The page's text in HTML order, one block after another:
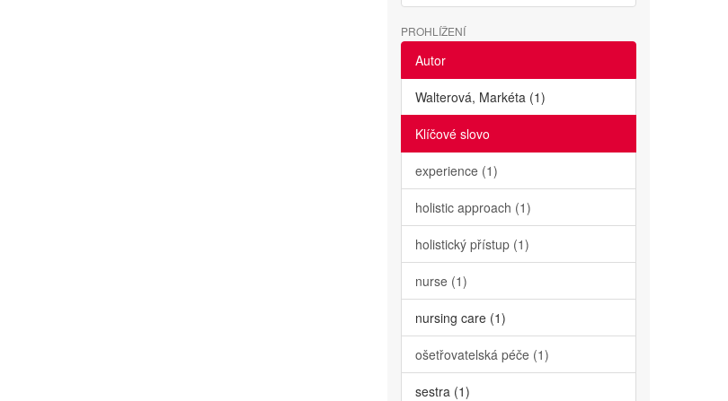
PROHLÍŽENÍ
Autor
Walterová, Markéta (1)
Klíčové slovo
experience (1)
holistic approach (1)
holistický přístup (1)
nurse (1)
nursing care (1)
ošetřovatelská péče (1)
sestra (1)